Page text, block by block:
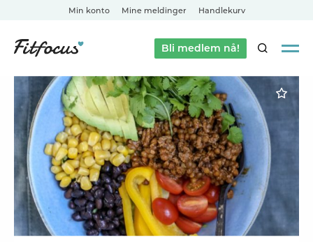
Min konto Mine meldinger Handlekurv
Bli medlem nå!SØK